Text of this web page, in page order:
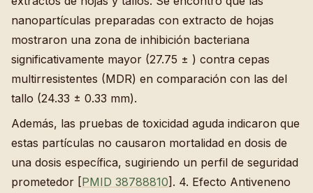
nanopartículas preparadas con extracto de hojas
mostraron una zona de inhibición bacteriana
significativamente mayor (27.75 ± ) contra cepas
multirresistentes (MDR) en comparación con las del
tallo (24.33 ± 0.33 mm).
Además, las pruebas de toxicidad aguda indicaron que
estas partículas no causaron mortalidad en dosis de
una dosis específica, sugiriendo un perfil de seguridad
prometedor [PMID 38788810]. 4. Efecto Antiveneno